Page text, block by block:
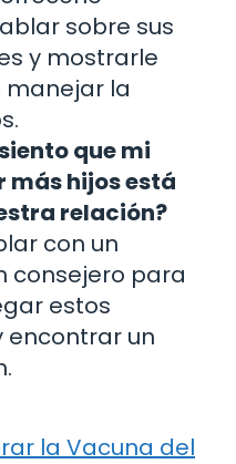
sobre sus
y mostrarle
la
que mi
más hijos está
relación?
con un
consejero para
estos
encontrar un
la Vacuna del